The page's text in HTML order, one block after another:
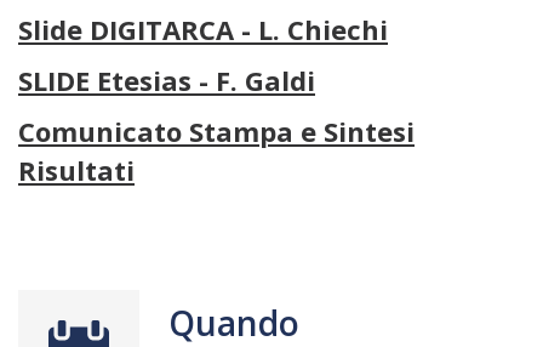
Slide DIGITARCA - L. Chiechi
SLIDE Etesias - F. Galdi
Comunicato Stampa e Sintesi
Risultati
Quando